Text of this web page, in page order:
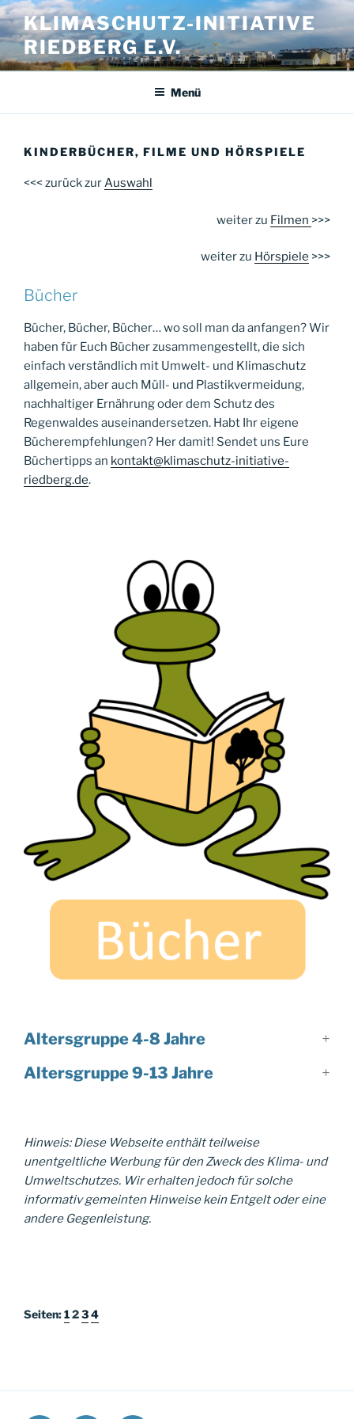
Zum
Inhalt
springen
KLIMASCHUTZ-INITIATIVE
RIEDBERG E.V.
Menü
KINDERBÜCHER, FILME UND HÖRSPIELE
<<< zurück zurAuswahl
weiter zu Filmen >>>
weiter zu Hörspiele >>>
Bücher
Bücher, Bücher, Bücher… wo soll man da anfangen? Wir
haben für Euch Bücher zusammengestellt, die sich
einfach verständlich mit Umwelt- und Klimaschutz
allgemein, aber auch Müll- und Plastikvermeidung,
nachhaltiger Ernährung oder dem Schutz des
Regenwaldes auseinandersetzen. Habt Ihr eigene
Bücherempfehlungen? Her damit! Sendet uns Eure
Büchertipps an kontakt@klimaschutz-initiative-
riedberg.de.
Altersgruppe 4-8 Jahre
Altersgruppe 9-13 Jahre
Hinweis: Diese Webseite enthält teilweise
unentgeltliche Werbung für den Zweck des Klima- und
Umweltschutzes. Wir erhalten jedoch für solche
informativ gemeinten Hinweise kein Entgelt oder eine
andere Gegenleistung.
Seiten:1234